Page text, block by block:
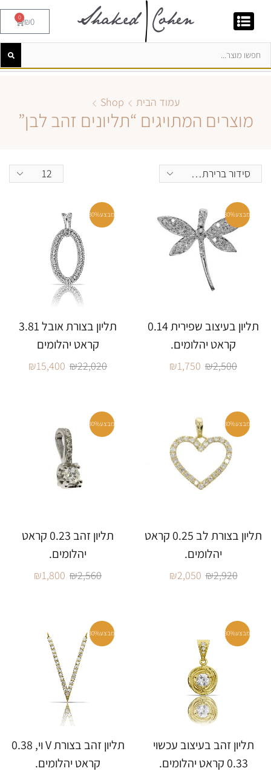
₪0
0
עמוד הבית Shop
מוצרים המתויגים “תליונים זהב לבן”
מבצע30%
תליון בעיצוב שפירית 0.14
קראט יהלומים.
₪2,500
₪1,750
מבצע30%
תליון בצורת אובל 3.81
קראט יהלומים
₪22,020
₪15,400
מבצע30%
תליון בצורת לב 0.25 קראט
יהלומים.
₪2,920
₪2,050
מבצע30%
תליון זהב 0.23 קראט
יהלומים.
₪2,560
₪1,800
מבצע30%
תליון זהב בעיצוב עכשוי
0.33 קראט יהלומים.
מבצע30%
תליון זהב בצורת V וי, 0.38
קראט יהלומים.